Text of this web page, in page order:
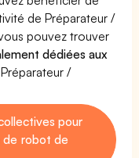
de Préparateur /
pouvez trouver
dédiées aux
/
pour
de robot de